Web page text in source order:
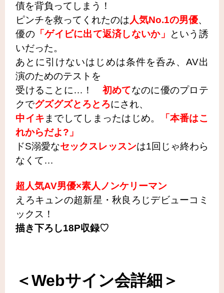
債を背負ってしまう！
ピンチを救ってくれたのは人気No.1の男優、
優の「ゲイビに出て返済しないか」
という誘
いだった。
あとに引けないはじめは条件を呑み、AV出
演のためのテストを
受けることに…！ 初めてなのに優のプロテ
クでグズグズとろとろにされ、
中イキまでしてしまったはじめ。
「本番はこ
れからだよ?」
ドS溺愛なセックスレッスンは1回じゃ終わら
なくて…
超人気AV男優×素人ノンケリーマン
えろキュンの超新星・秋良ろじデビューコミ
ックス！
描き下ろし18P収録♡
＜Webサイン会詳細＞